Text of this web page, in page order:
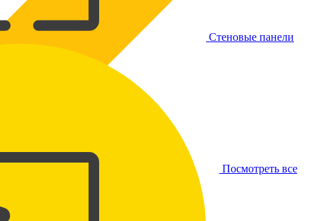
Посмотреть все
Стеновые панели